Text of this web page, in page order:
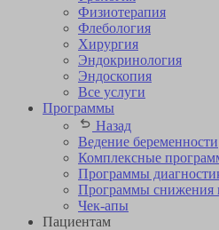
Физиотерапия
Флебология
Хирургия
Эндокринология
Эндоскопия
Все услуги
Программы
Назад
Ведение беременности
Комплексные
Программы
Программы снижения
Чек-апы
Пациентам